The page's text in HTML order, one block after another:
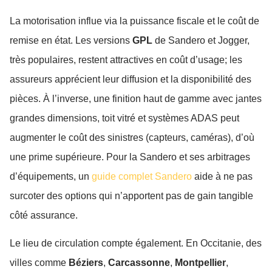
La motorisation influe via la puissance fiscale et le coût de
remise en état. Les versions GPL de Sandero et Jogger,
très populaires, restent attractives en coût d’usage; les
assureurs apprécient leur diffusion et la disponibilité des
pièces. À l’inverse, une finition haut de gamme avec jantes
grandes dimensions, toit vitré et systèmes ADAS peut
augmenter le coût des sinistres (capteurs, caméras), d’où
une prime supérieure. Pour la Sandero et ses arbitrages
d’équipements, un guide complet Sandero aide à ne pas
surcoter des options qui n’apportent pas de gain tangible
côté assurance.
Le lieu de circulation compte également. En Occitanie, des
villes comme Béziers, Carcassonne, Montpellier,